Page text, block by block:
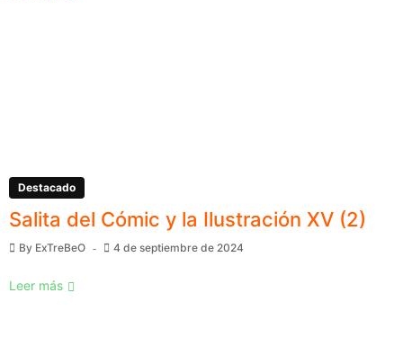
Destacado
Salita del Cómic y la Ilustración XV (2)
By ExTreBeO 4 de septiembre de 2024
Leer más